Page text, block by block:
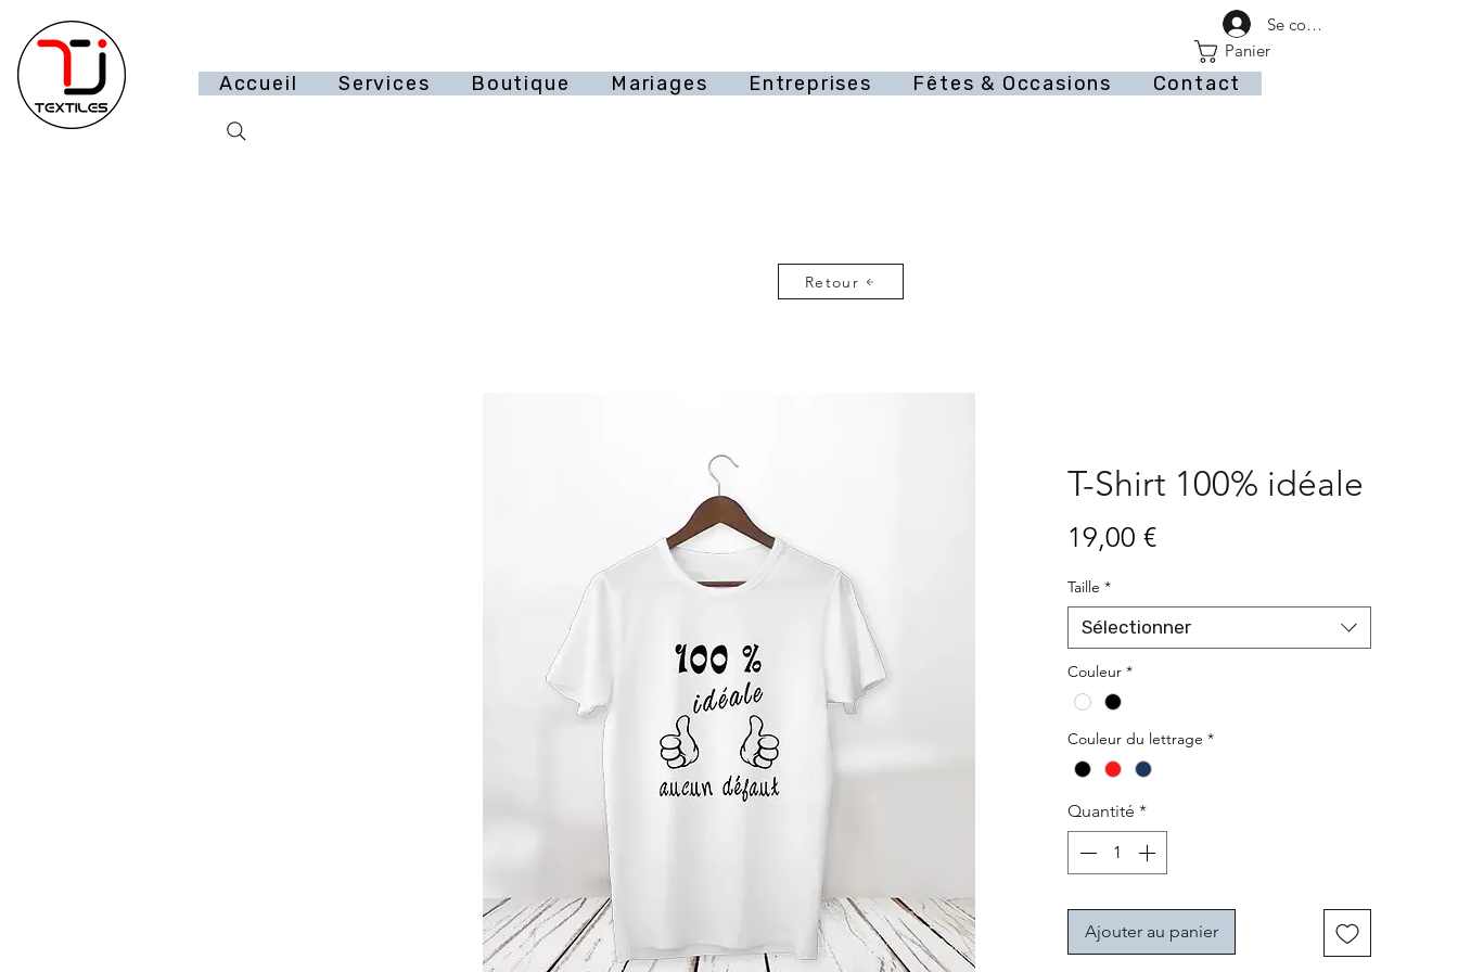
Panier
Se connecter
Accueil Services Boutique Mariages Entreprises Fêtes & Occasions Contact
T-Shirt 100% idéale
19,00 €Prix
Taille *
Sélectionner
Couleur *
Couleur du lettrage *
Quantité *
Ajouter au panier
Retour